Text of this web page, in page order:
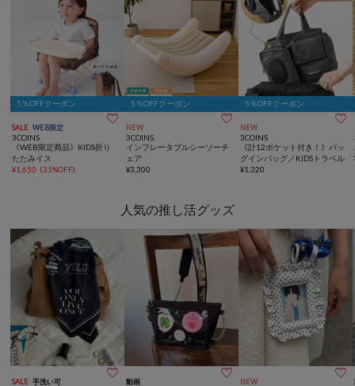
5％OFFクーポン
SALE WEB限定 
3COINS
《WEB限定商品》KIDS折り
たたみイス
¥1,650 (31%OFF)
5％OFFクーポン
NEW 
3COINS
インフレータブルシーソーチ
ェア
¥3,300
5％OFFクーポン
NEW 
3COINS
《計12ポケット付き！》バッ
グインバッグ／KIDSトラベル
¥1,320
人気の推し活グッズ
SALE 手洗い可  動画  NEW 